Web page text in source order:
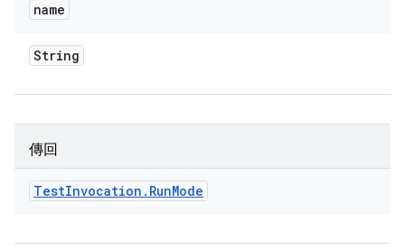
name
String
傳回
TestInvocation . RunMode